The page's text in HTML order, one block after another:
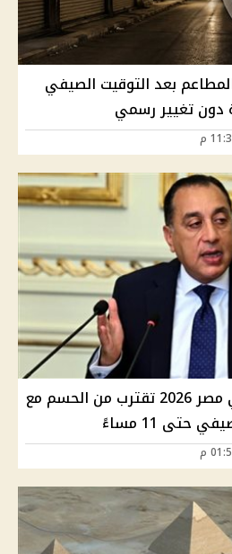
بعد التوقيت الصيفي
مواعيد غلق المحال في مصر 2026 تقترب من الحسم مع
حتى 11 مساءً